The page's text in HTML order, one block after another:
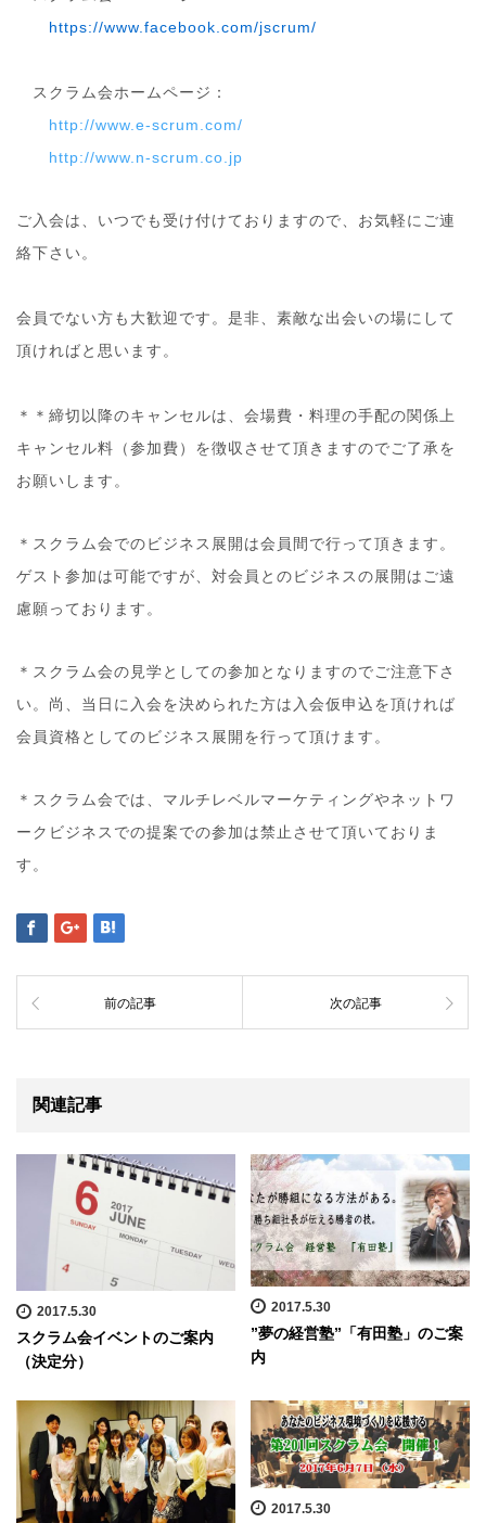
https://www.facebook.com/jscrum/
スクラム会ホームページ：
http://www.e-scrum.com/
http://www.n-scrum.co.jp
ご入会は、いつでも受け付けておりますので、お気軽にご連
絡下さい。
会員でない方も大歓迎です。是非、素敵な出会いの場にし て
頂ければと思います。
＊＊締切以降のキャンセルは、会場費・料理の手配の関係 上
キャンセル料（参加費）を徴収させて頂きますのでご了承を
お願いします。
＊スクラム会でのビジネス展開は会員間で行って頂きます 。
ゲスト参加は可能ですが、対会員とのビジネスの展開は ご遠
慮願っております。
＊スクラム会の見学としての参加となりますのでご注意下さ
い。尚、当日に入会を決められた方は入会仮申込を頂ければ
会員資格としてのビジネス展開を行って頂けます。
＊スクラム会では、マルチレベルマーケティングやネット ワ
ークビジネスでの提案での参加は禁止させて頂いており ま
す。
前の記事 次の記事
関連記事
2017.5.30
スクラム会イベントのご案内
（決定分）
2017.5.30
”夢の経営塾”「有田塾」のご案
内
2017.5.30